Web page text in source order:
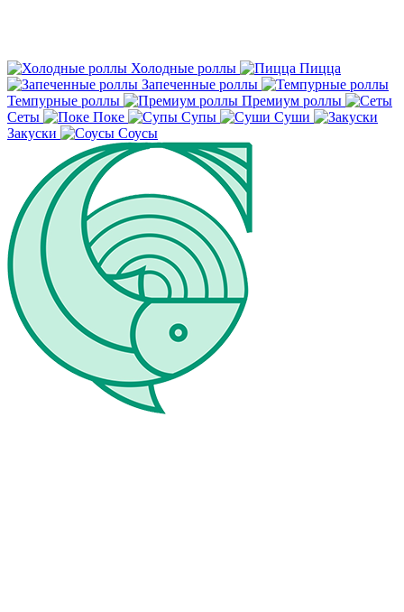
Холодные роллы
Пицца
Запеченные роллы
Темпурные роллы
Премиум роллы
Сеты
Поке Супы
Суши
Закуски
Соусы